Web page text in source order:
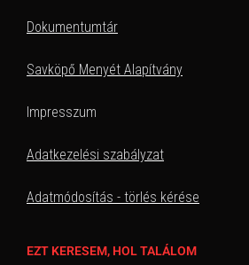
Dokumentumtár
Savköpő Menyét Alapítvány
Impresszum
Adatkezelési szabályzat
Adatmódosítás - törlés kérése
EZT KERESEM, HOL TALÁLOM